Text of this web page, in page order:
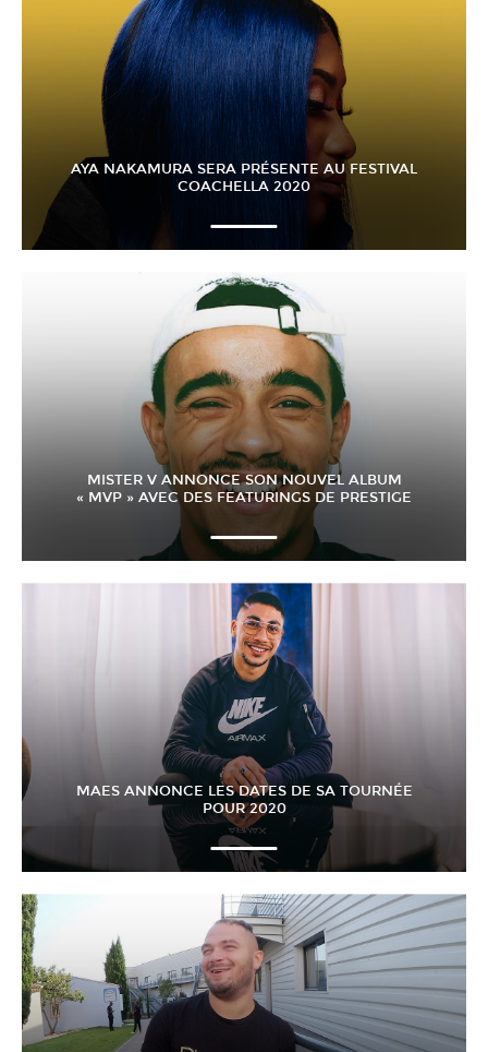
AYA NAKAMURA SERA PRÉSENTE AU FESTIVAL
COACHELLA 2020
MISTER V ANNONCE SON NOUVEL ALBUM
« MVP » AVEC DES FEATURINGS DE PRESTIGE
MAES ANNONCE LES DATES DE SA TOURNÉE
POUR 2020